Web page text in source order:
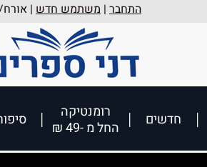
התחבר | משתמש חדש |
חדשים
רומנטיקה
החל מ -49 ₪